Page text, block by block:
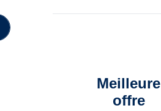
Meilleure
offre